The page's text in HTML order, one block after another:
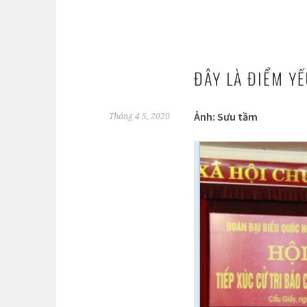
ĐÂY LÀ ĐIỂM
Tháng 4 5, 2020 Ảnh: Sưu tầm